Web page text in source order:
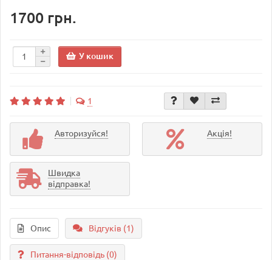
1700 грн.
У кошик
1
Авторизуйся! Акція!
Швидка
відправка!
Опис Відгуків (1)
Питання-відповідь (0)